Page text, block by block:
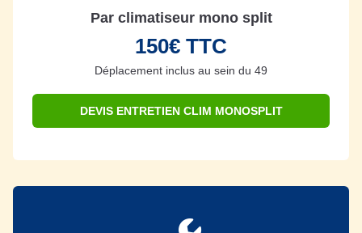
Par climatiseur mono split
150€ TTC
Déplacement inclus au sein du 49
DEVIS ENTRETIEN CLIM MONOSPLIT